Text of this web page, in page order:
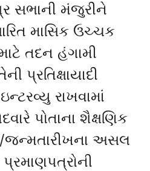
સભાની મંજુરીને
માસિક ઉચ્ચક
તદન હંગામી
પ્રતિક્ષાયાદી
રાખવામાં
પોતાના શૈક્ષણિક
અસલ